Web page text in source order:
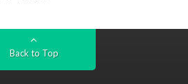
Back to Top